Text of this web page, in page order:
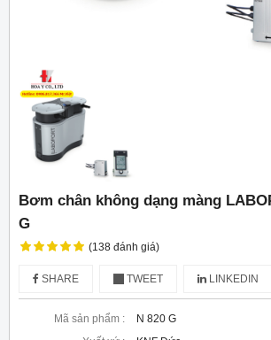
Bơm chân không dạng màng
G
(138 đánh giá)
SHARE TWEET LINKEDIN
Mã sản phẩm :
N 820 G